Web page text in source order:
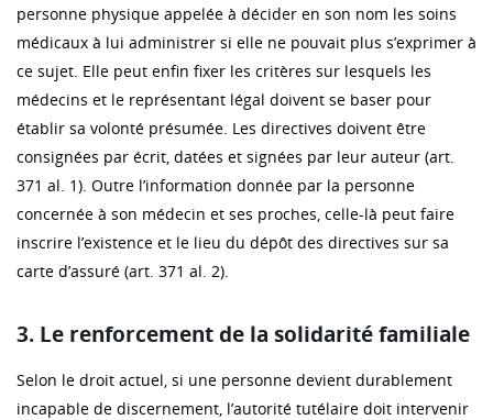
personne physique appelée à décider en son nom les soins
médicaux à lui administrer si elle ne pouvait plus s’exprimer à
ce sujet. Elle peut enfin fixer les critères sur lesquels les
médecins et le représentant légal doivent se baser pour
établir sa volonté présumée. Les directives doivent être
consignées par écrit, datées et signées par leur auteur (art.
371 al. 1). Outre l’information donnée par la personne
concernée à son médecin et ses proches, celle-là peut faire
inscrire l’existence et le lieu du dépôt des directives sur sa
carte d’assuré (art. 371 al. 2).
3. Le renforcement de la solidarité familiale
Selon le droit actuel, si une personne devient durablement
incapable de discernement, l’autorité tutélaire doit intervenir